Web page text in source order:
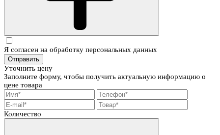
Я согласен на обработку персональных данных
Отправить
Уточнить цену
Заполните форму, чтобы получить актуальную информацию о
цене товара
Количество